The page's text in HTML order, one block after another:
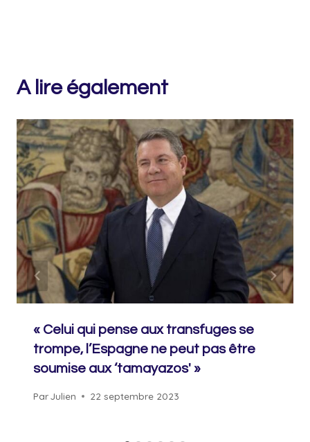
A lire également
« Celui qui pense aux transfuges se
trompe, l’Espagne ne peut pas être
soumise aux ‘tamayazos' »
ParJulien 22 septembre 2023